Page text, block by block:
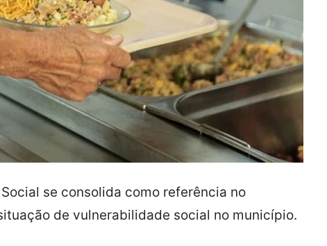
se consolida como referência no
de vulnerabilidade social no município.